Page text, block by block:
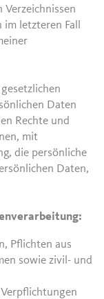
letzteren Fall
Daten
Rechte und
mit
die persönliche
Daten,
Pflichten aus
sowie zivil- und